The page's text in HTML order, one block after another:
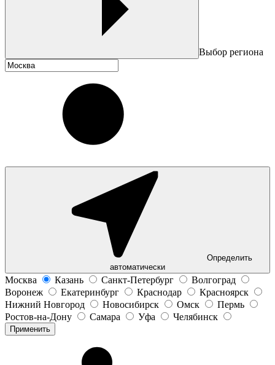
Выбор региона
Определить
автоматически
Москва Казань Санкт-Петербург
Волгоград
Воронеж
Екатеринбург Краснодар
Красноярск
Нижний Новгород
Новосибирск Омск
Пермь
Ростов-на-Дону
Самара Уфа Челябинск
Применить